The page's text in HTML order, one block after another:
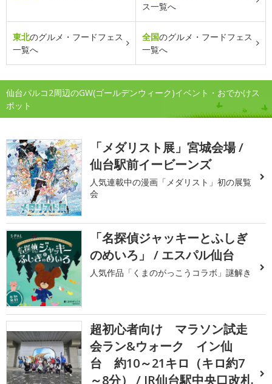
ス一覧へ
東北のグルメ・フードフェス
一覧へ
全国のグルメ・フードフェス
一覧へ
仙台パルコ2周辺のGW(ゴールデンウィーク)イベント・おでかけス
ポット
「メダリスト展」宮城会場 /
仙台駅前イービーンズ
人気連載中の漫画「メダリスト」初の展覧
会
「名探偵ジャッキーとふしぎ
のめいろ」 / エスパル仙台
人気作品「くまのがっこうコラボ」謎解き
超初心者向け マラソン試走
会ラン&ウォーク イン仙
台 約10～21キロ（キロ約7
～8分） / JR仙台駅中央口改札